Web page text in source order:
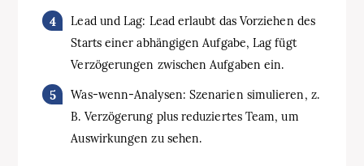
Lead und Lag: Lead erlaubt das Vorziehen des
Starts einer abhängigen Aufgabe, Lag fügt
Verzögerungen zwischen Aufgaben ein.
Was‑wenn‑Analysen: Szenarien simulieren, z.
B. Verzögerung plus reduziertes Team, um
Auswirkungen zu sehen.